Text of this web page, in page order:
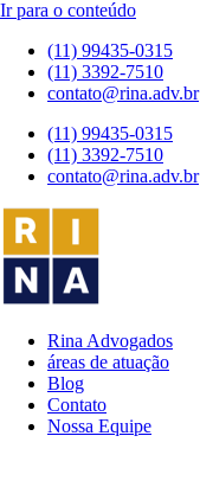
Ir para o conteúdo
(11) 99435-0315
(11) 3392-7510
contato@rina.adv.br
(11) 99435-0315
(11) 3392-7510
contato@rina.adv.br
Rina Advogados
áreas de atuação
Blog
Contato
Nossa Equipe